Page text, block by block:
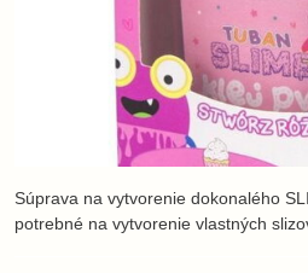
Súprava na vytvorenie dokonalého
potrebné na vytvorenie vlastných